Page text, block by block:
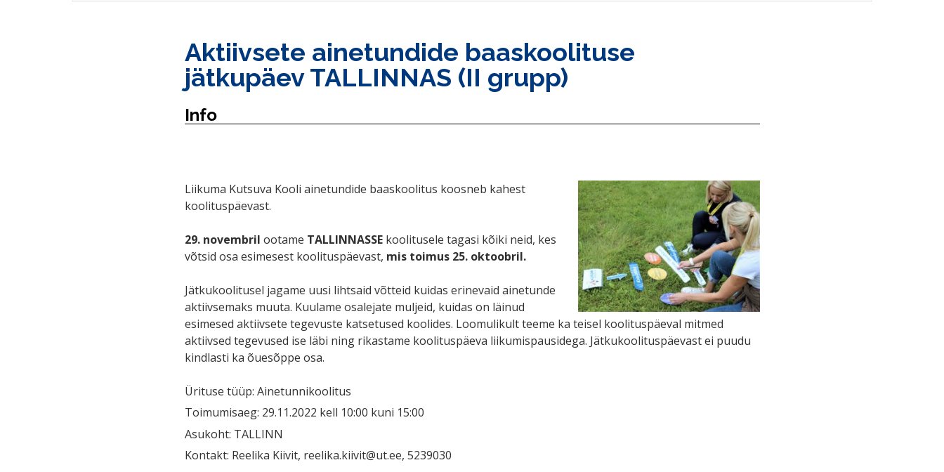
Aktiivsete ainetundide baaskoolituse
jätkupäev TALLINNAS (II grupp)
Info
Liikuma Kutsuva Kooli ainetundide baaskoolitus koosneb kahest
koolituspäevast.
29. novembril ootame TALLINNASSEkoolitusele tagasi kõiki neid, kes
võtsid osa esimesest koolituspäevast, mis toimus 25. oktoobril.
Jätkukoolitusel jagame uusi lihtsaid võtteid kuidas erinevaid ainetunde
aktiivsemaks muuta. Kuulame osalejate muljeid, kuidas on läinud
esimesed aktiivsete tegevuste katsetused koolides. Loomulikult teeme ka teisel koolituspäeval mitmed
aktiivsed tegevused ise läbi ning rikastame koolituspäeva liikumispausidega. Jätkukoolituspäevast ei puudu
kindlasti ka õuesõppe osa.
Ürituse tüüp: Ainetunnikoolitus
Toimumisaeg: 29.11.2022 kell 10:00 kuni 15:00
Asukoht: TALLINN
Kontakt: Reelika Kiivit, reelika.kiivit@ut.ee, 5239030